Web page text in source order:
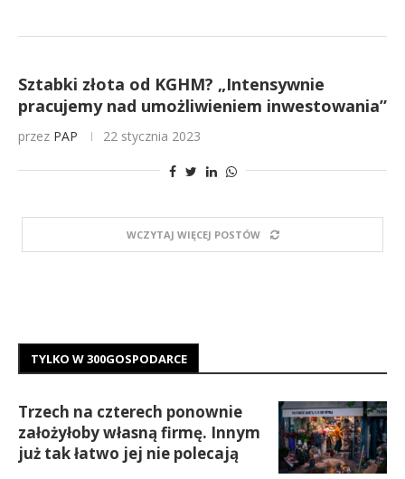
Sztabki złota od KGHM? „Intensywnie
pracujemy nad umożliwieniem inwestowania”
przez PAP 22 stycznia 2023
WCZYTAJ WIĘCEJ POSTÓW
TYLKO W 300GOSPODARCE
Trzech na czterech ponownie
założyłoby własną firmę. Innym
już tak łatwo jej nie polecają